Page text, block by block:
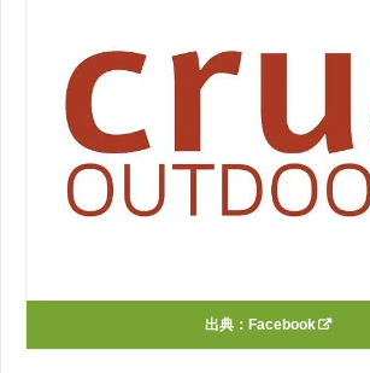
出典： Facebook